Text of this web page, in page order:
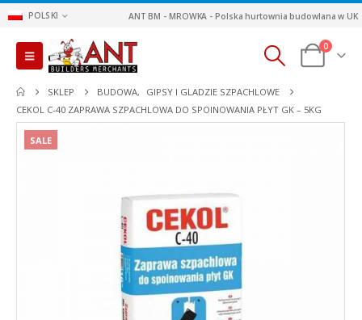
POLSKI ANT BM - MROWKA - Polska hurtownia budowlana w UK
0
SKLEP BUDOWA,
GIPSY I GLADZIE SZPACHLOWE
CEKOL C-40 ZAPRAWA SZPACHLOWA DO SPOINOWANIA PŁYT GK – 5KG
SALE